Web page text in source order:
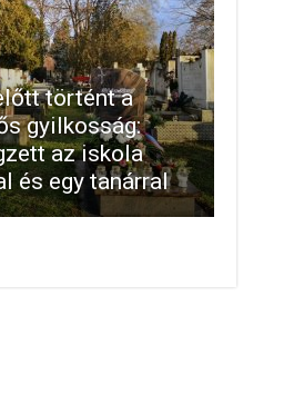
történt a
gyilkosság:
az iskola
és egy tanárral